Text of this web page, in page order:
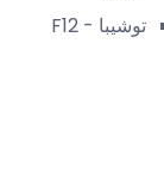
توشيبا - F12